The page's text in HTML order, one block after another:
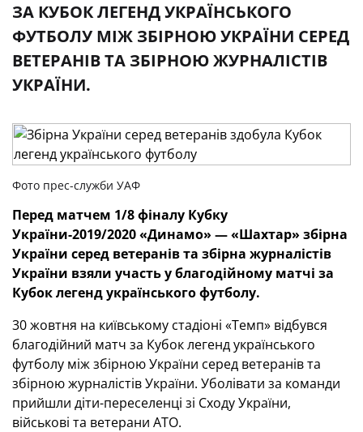
ЗА КУБОК ЛЕГЕНД УКРАЇНСЬКОГО
ФУТБОЛУ МІЖ ЗБІРНОЮ УКРАЇНИ СЕРЕД
ВЕТЕРАНІВ ТА ЗБІРНОЮ ЖУРНАЛІСТІВ
УКРАЇНИ.
Фото прес-служби УАФ
Перед матчем 1/8 фіналу Кубку
України-2019/2020 «Динамо» — «Шахтар» збірна
України серед ветеранів та збірна журналістів
України взяли участь у благодійному матчі за
Кубок легенд українського футболу.
30 жовтня на київському стадіоні «Темп» відбувся
благодійний матч за Кубок легенд українського
футболу між збірною України серед ветеранів та
збірною журналістів України. Уболівати за команди
прийшли діти-переселенці зі Сходу України,
військові та ветерани АТО.